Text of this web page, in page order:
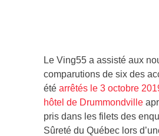
Le Ving55 a assisté aux
comparutions de six des
été arrêtés le 3 octobre
hôtel de Drummondville
pris dans les filets des
Sûreté du Québec lors